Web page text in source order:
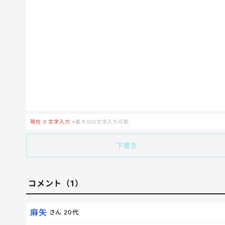
現在 0 文字入力 ※最大500文字入力可能
下書き
コメント（1）
麻矢 さん 20代